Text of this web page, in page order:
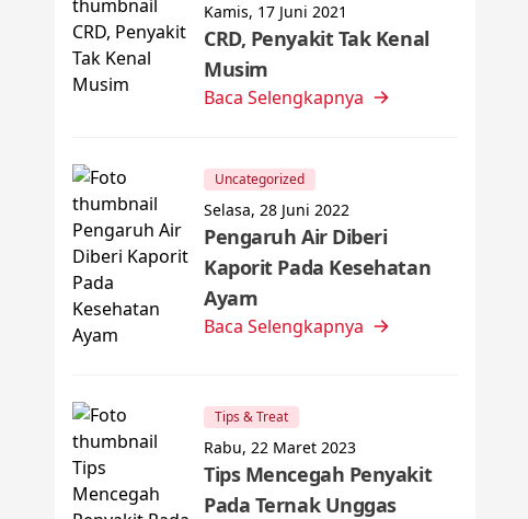
Kamis, 17 Juni 2021
CRD, Penyakit Tak Kenal
Musim
Baca Selengkapnya
Uncategorized
Selasa, 28 Juni 2022
Pengaruh Air Diberi
Kaporit Pada Kesehatan
Ayam
Baca Selengkapnya
Tips & Treat
Rabu, 22 Maret 2023
Tips Mencegah Penyakit
Pada Ternak Unggas